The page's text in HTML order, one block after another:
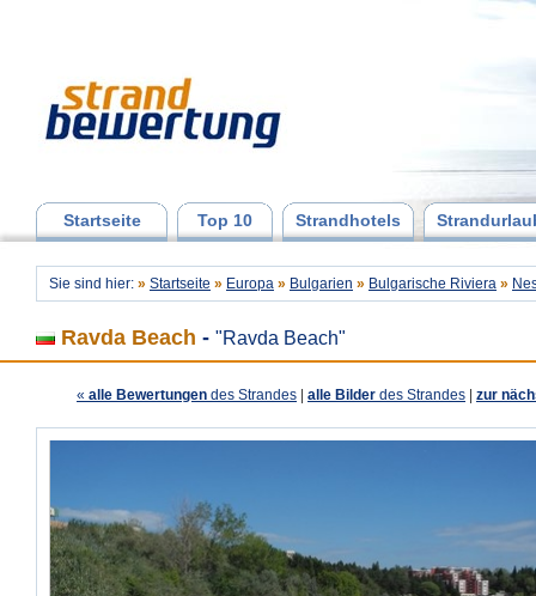
Startseite Top 10 Strandhotels
Sie sind hier: » Startseite » Europa » Bulgarien » Bulgarische Riviera »
Ravda Beach - "Ravda Beach"
« alle Bewertungen des Strandes alle Bilder des Strandes zur